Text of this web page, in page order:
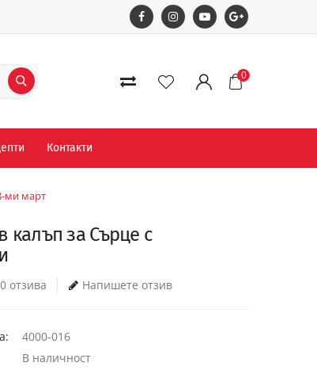
0
Контакти
ми март
калъп за Сърце с
0 отзива Напишете отзив
4000-016
В наличност